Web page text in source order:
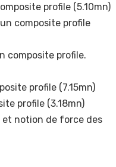
profile (5.10mn)
composite profile
composite profile.
profile (7.15mn)
profile (3.18mn)
notion de force des